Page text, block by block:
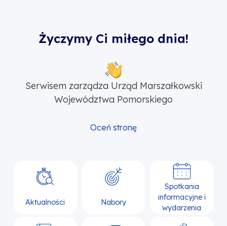
Życzymy Ci miłego dnia!
Serwisem zarządza Urząd Marszałkowski
Województwa Pomorskiego
Oceń stronę
Aktualności Nabory
Spotkania
informacyjne i
wydarzenia